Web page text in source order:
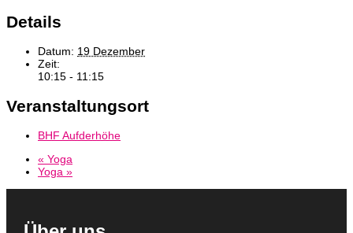
Details
Datum: 19 Dezember
Zeit:
10:15 - 11:15
Veranstaltungsort
BHF Aufderhöhe
« Yoga
Yoga »